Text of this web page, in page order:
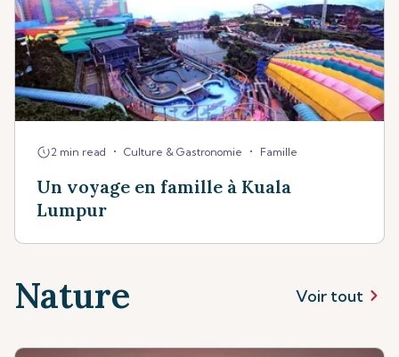
2 min read • Culture & Gastronomie • Famille
Un voyage en famille à Kuala
Lumpur
Nature Voir tout